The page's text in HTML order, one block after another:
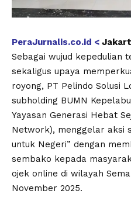
PeraJurnalis.co.id <
Sebagai wujud kepedulian
sekaligus upaya
royong, PT Pelindo Solusi
subholding BUMN
Yayasan Generasi Hebat
Network), menggelar aksi
untuk Negeri” dengan
sembako kepada
ojek online di wilayah
November 2025.